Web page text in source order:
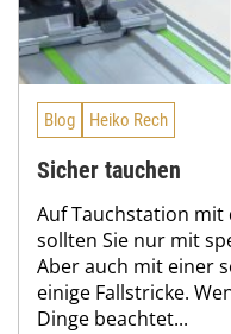
Blog Heiko Rech
Sicher tauchen
Auf Tauchstation mit
sollten Sie nur mit
Aber auch mit einer
einige Fallstricke.
Dinge beachtet...